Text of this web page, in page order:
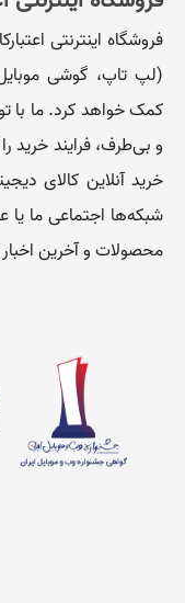
فروشگاه اینترنتی
(لپ تاپ، گوشی
کمک خواهد کرد. ما با
و بی‌طرف، فرایند خرید
خرید آنلاین کالای
شبکه‌ها اجتماعی ما یا
محصولات و آخرین